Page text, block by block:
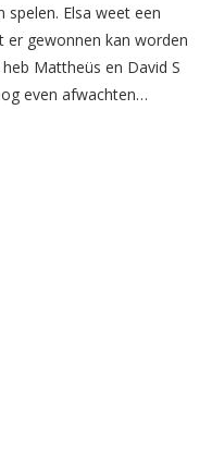
Elsa weet een
gewonnen kan worden
Mattheüs en David S
even afwachten…